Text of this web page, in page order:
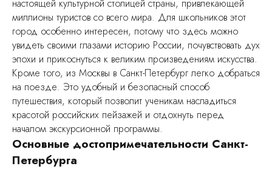
настоящей культурной столицей страны, привлекающей
миллионы туристов со всего мира. Для школьников этот
город особенно интересен, потому что здесь можно
увидеть своими глазами историю России, почувствовать дух
эпохи и прикоснуться к великим произведениям искусства.
Кроме того, из Москвы в Санкт-Петербург легко добраться
на поезде. Это удобный и безопасный способ
путешествия, который позволит ученикам насладиться
красотой российских пейзажей и отдохнуть перед
началом экскурсионной программы.
Основные достопримечательности Санкт-
Петербурга